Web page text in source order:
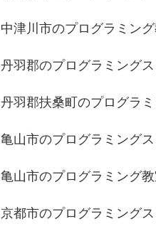
中津川市のプログラミン
丹羽郡のプログラミング
丹羽郡扶桑町のプログラ
亀山市のプログラミング
亀山市のプログラミング
京都市のプログラミング